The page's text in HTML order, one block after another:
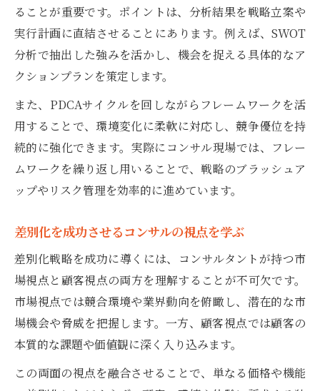
ることが重要です。ポイントは、分析結果を戦略立案や
実行計画に直結させることにあります。例えば、SWOT
分析で抽出した強みを活かし、機会を捉える具体的なア
クションプランを策定します。
また、PDCAサイクルを回しながらフレームワークを活
用することで、環境変化に柔軟に対応し、競争優位を持
続的に強化できます。実際にコンサル現場では、フレー
ムワークを繰り返し用いることで、戦略のブラッシュア
ップやリスク管理を効率的に進めています。
差別化を成功させるコンサルの視点を学ぶ
差別化戦略を成功に導くには、コンサルタントが持つ市
場視点と顧客視点の両方を理解することが不可欠です。
市場視点では競合環境や業界動向を俯瞰し、潜在的な市
場機会や脅威を把握します。一方、顧客視点では顧客の
本質的な課題や価値観に深く入り込みます。
この両面の視点を融合させることで、単なる価格や機能